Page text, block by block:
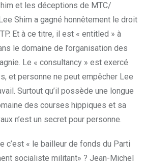
et les déceptions de MTC/
Shim a gagné honnêtement le droit
Et à ce titre, il est « entitled » à
le domaine de l’organisation des
Le « consultancy » est exercé
et personne ne peut empêcher Lee
Surtout qu’il possède une longue
des courses hippiques et sa
n’est un secret pour personne.
c’est « le bailleur de fonds du Parti
socialiste militant» ? Jean-Michel